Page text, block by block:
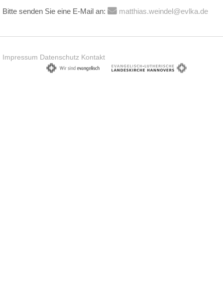
Bitte senden Sie eine E-Mail an: matthias.weindel@evlka.de
Impressum Datenschutz Kontakt